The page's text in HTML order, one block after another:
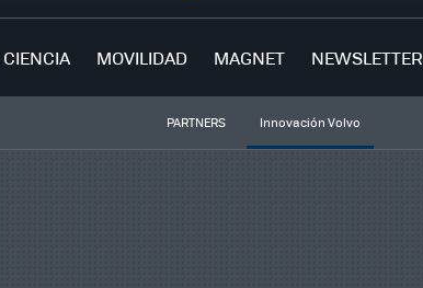
CIENCIA MOVILIDAD MAGNET NEWSLETTER
PARTNERS Innovación Volvo